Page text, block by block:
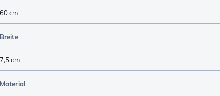
60cm
Breite
7,5cm
Material